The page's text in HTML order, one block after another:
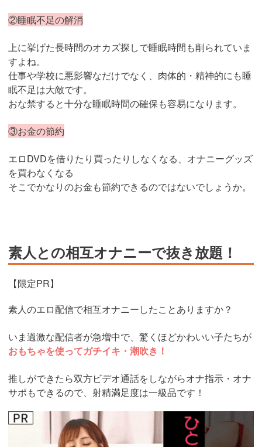
②睡眠不足の解消
上に挙げた長時間のオカズ探しで睡眠時間も削られていま
すよね。
仕事や学校に悪影響なだけでなく、肉体的・精神的にも睡
眠不足は大敵です。
おな禁すると十分な睡眠時間の確保も容易になります。
③お金の節約
エロDVDを借りたり買ったりしなくなる、オナニーグッズ
を買わなくなる
そこでかなりのお金も節約できるのではないでしょうか。
素人との相互オナニーで抜き放題！
【限定PR】
素人のエロ配信で相互オナニーしたことありますか？
いま過激な配信者が急増中で、驚くほどかわいい子たちが
おもちゃを使ってガチイキ・潮吹き！
推しができたら双方ビデオ通話をしながらオナ指示・オナ
サポもできるので、射精満足度は一級品です！
https://www.j-
live.tv/LiveChat/acs.php?
si=jwchatt&pid=MLA5661_0004&pa=lp40.php